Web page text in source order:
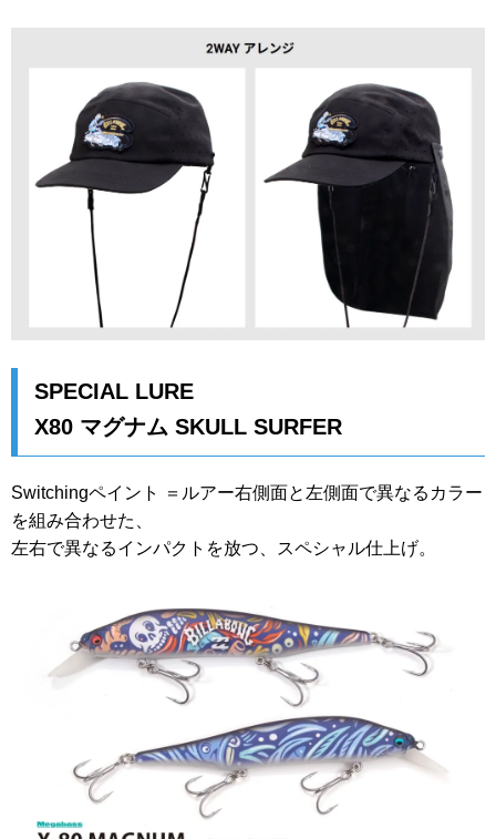
SPECIAL LURE
X80 マグナム SKULL SURFER
Switchingペイント ＝ルアー右側面と左側面で異なるカラー
を組み合わせた、
左右で異なるインパクトを放つ、スペシャル仕上げ。